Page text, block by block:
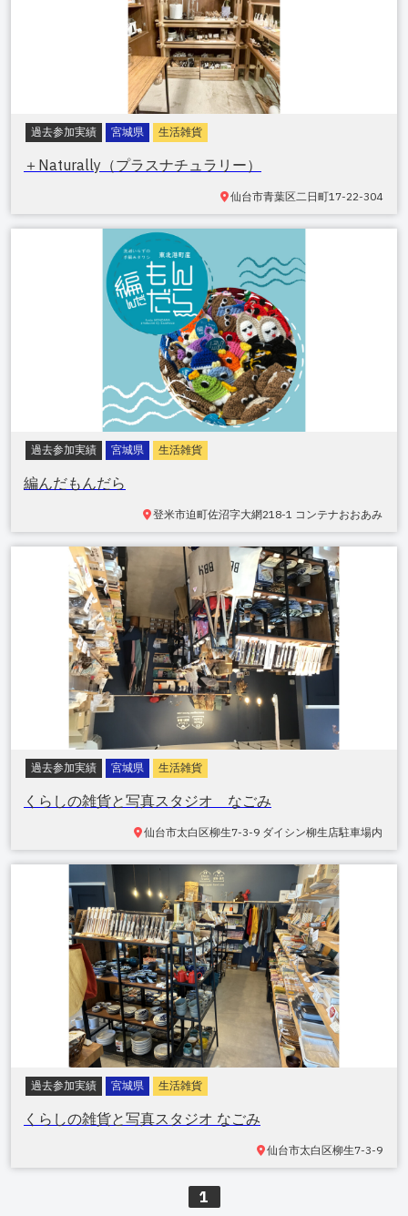
過去参加実績 宮城県 生活雑貨
＋Naturally（プラスナチュラリー）
仙台市青葉区二日町17-22-304
過去参加実績 宮城県 生活雑貨
編んだもんだら
登米市迫町佐沼字大網218-1 コンテナおおあみ
過去参加実績 宮城県 生活雑貨
くらしの雑貨と写真スタジオ なごみ
仙台市太白区柳生7-3-9 ダイシン柳生店駐車場内
過去参加実績 宮城県 生活雑貨
くらしの雑貨と写真スタジオ なごみ
仙台市太白区柳生7-3-9
1